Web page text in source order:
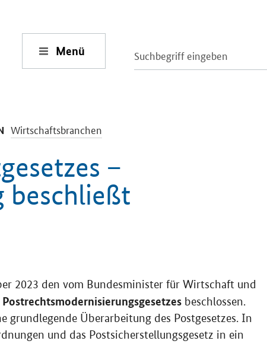
Menü
-
Wirtschaftsbranchen
–
beschließt
2023 den vom Bundesminister für Wirtschaft und
beschlossen.
grundlegende Überarbeitung des Postgesetzes. In
und das Postsicherstellungsgesetz in ein